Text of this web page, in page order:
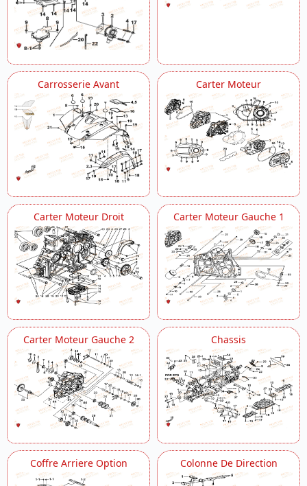
Marche Pied
Moteur
Moteur Differentiel
Outils 1
Outils 2
Outils 3
Outils 4
Outils 5
Pare Chocs
Pedale De Frein
Poignees Passager Option
Pompe A Carburant Jusqu Au No Serie
021046
Porte Bagages Option
Porte Fusee De Direction
Protections Aluminium Option
Refroidissement
Reservoir
Roues Arriere
Roues Avant
Selle
Supports
Supports Differentiel Arriere
Supports Moteur
Support Pare Chocs
Suspension Arriere
Suspension Avant
Systeme Electrique 1
Systeme Electrique 2
Systeme Electrique 3
Transmission
Treuil Modele Tgb Ly
Variateur
Vilebrequin
Carrosserie Avant Carter Moteur
Carter Moteur Droit Carter Moteur Gauche 1
Carter Moteur Gauche 2 Chassis
Coffre Arriere Option Colonne De Direction